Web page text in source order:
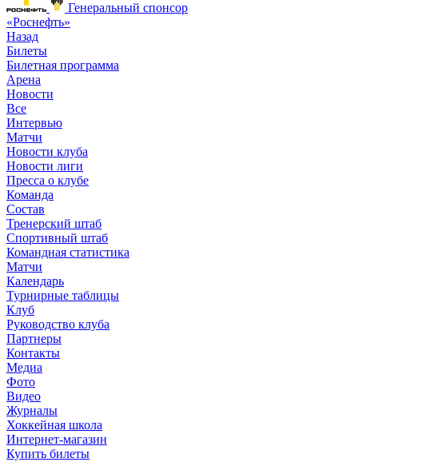
Генеральный спонсор
«Роснефть»
Назад
Билеты
Билетная программа
Арена
Новости
Все
Интервью
Матчи
Новости клуба
Новости лиги
Пресса о клубе
Команда
Состав
Тренерский штаб
Спортивный штаб
Командная статистика
Матчи
Календарь
Турнирные таблицы
Клуб
Руководство клуба
Партнеры
Контакты
Медиа
Фото
Видео
Журналы
Хоккейная школа
Интернет-магазин
Купить билеты